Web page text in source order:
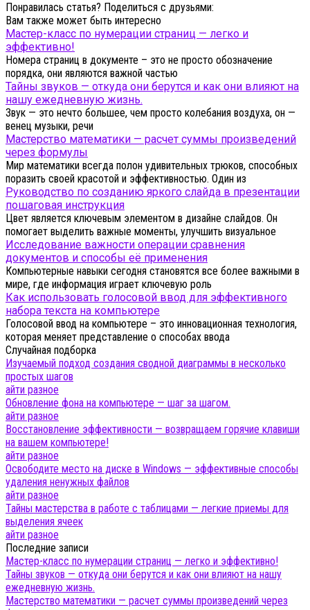
Понравилась статья? Поделиться с друзьями:
Вам также может быть интересно
Мастер-класс по нумерации страниц — легко и
эффективно!
Номера страниц в документе – это не просто обозначение
порядка, они являются важной частью
Тайны звуков — откуда они берутся и как они влияют на
нашу ежедневную жизнь.
Звук — это нечто большее, чем просто колебания воздуха, он —
венец музыки, речи
Мастерство математики — расчет суммы произведений
через формулы
Мир математики всегда полон удивительных трюков, способных
поразить своей красотой и эффективностью. Один из
Руководство по созданию яркого слайда в презентации
пошаговая инструкция
Цвет является ключевым элементом в дизайне слайдов. Он
помогает выделить важные моменты, улучшить визуальное
Исследование важности операции сравнения
документов и способы её применения
Компьютерные навыки сегодня становятся все более важными в
мире, где информация играет ключевую роль
Как использовать голосовой ввод для эффективного
набора текста на компьютере
Голосовой ввод на компьютере – это инновационная технология,
которая меняет представление о способах ввода
Случайная подборка
Изучаемый подход создания сводной диаграммы в несколько
простых шагов
айти разное
Обновление фона на компьютере — шаг за шагом.
айти разное
Восстановление эффективности — возвращаем горячие клавиши
на вашем компьютере!
айти разное
Освободите место на диске в Windows — эффективные способы
удаления ненужных файлов
айти разное
Тайны мастерства в работе с таблицами — легкие приемы для
выделения ячеек
айти разное
Последние записи
Мастер-класс по нумерации страниц — легко и эффективно!
Тайны звуков — откуда они берутся и как они влияют на нашу
ежедневную жизнь.
Мастерство математики — расчет суммы произведений через